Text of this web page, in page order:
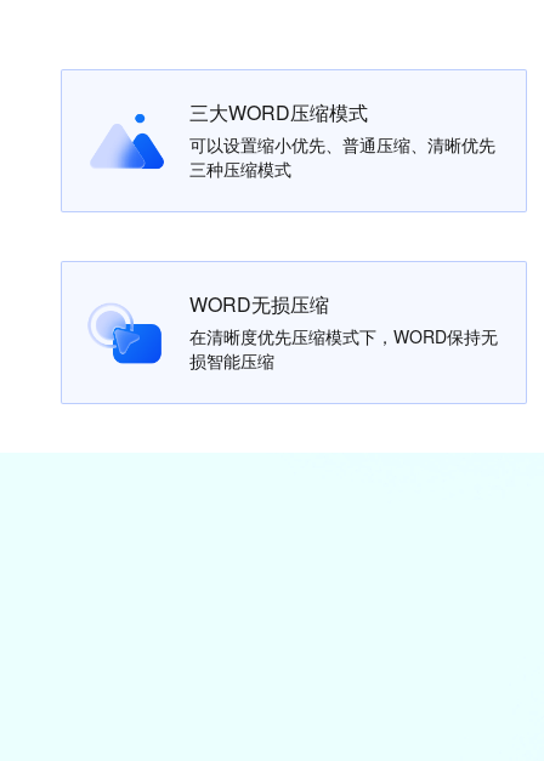
三大WORD压缩模式
可以设置缩小优先、普通压缩、清晰优先
三种压缩模式
WORD无损压缩
在清晰度优先压缩模式下，WORD保持无
损智能压缩